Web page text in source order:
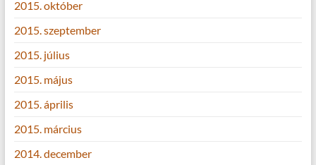
2015. október
2015. szeptember
2015. július
2015. május
2015. április
2015. március
2014. december